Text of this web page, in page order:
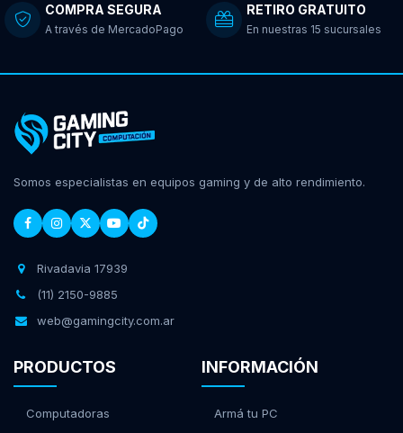
COMPRA SEGURA
A través de MercadoPago
RETIRO GRATUITO
En nuestras 15 sucursales
Somos especialistas en equipos gaming y de alto rendimiento.
Rivadavia 17939
(11) 2150-9885
web@gamingcity.com.ar
PRODUCTOS
Computadoras
INFORMACIÓN
Armá tu PC